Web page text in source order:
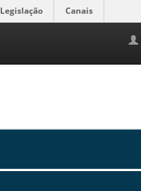
Legislação Canais